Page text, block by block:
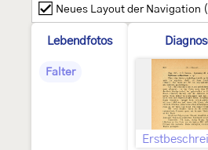
Neues Layout der Navigation
Lebendfotos
Falter